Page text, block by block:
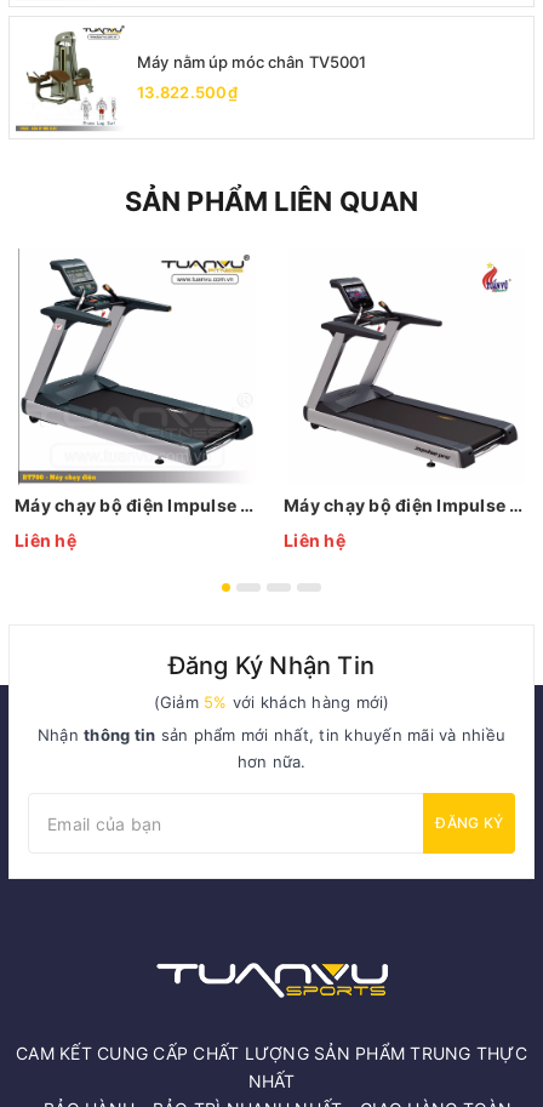
Máy nằm úp móc chân TV5001
13.822.500₫
SẢN PHẨM LIÊN QUAN
Máy chạy bộ điện Impulse RT700
Liên hệ
Máy chạy bộ điện Impulse RT900
Liên hệ
Đăng Ký Nhận Tin
(Giảm 5% với khách hàng mới)
Nhậnthông tin sản phẩm mới nhất, tin khuyến mãi và nhiều
hơn nữa.
ĐĂNG KÝ
CAM KẾT CUNG CẤP CHẤT LƯỢNG SẢN PHẨM TRUNG THỰC
NHẤT